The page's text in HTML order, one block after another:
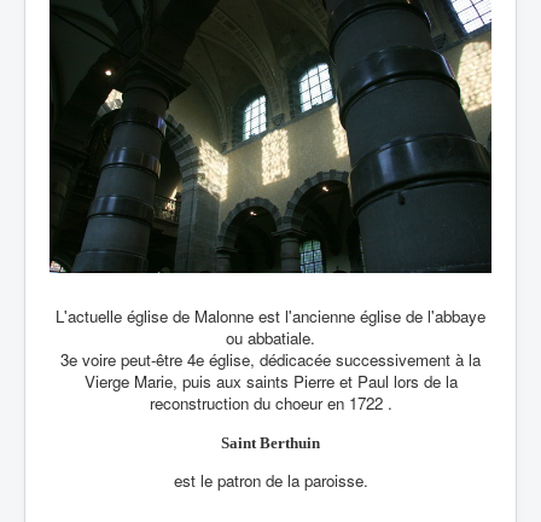
L'actuelle église de Malonne est l'ancienne église de l'abbaye
ou abbatiale.
3e voire peut-être 4e église, dédicacée successivement à la
Vierge Marie, puis aux saints Pierre et Paul lors de la
reconstruction du choeur en 1722 .
Saint Berthuin
est le patron de la paroisse.